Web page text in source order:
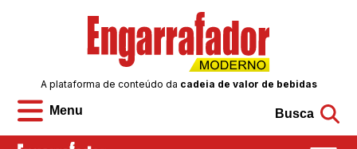
Menu
A plataforma de conteúdo da cadeia de valor de bebidas
Busca